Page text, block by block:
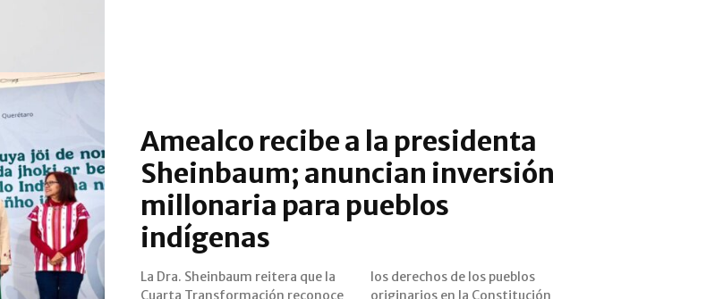
Amealco recibe a la presidenta
Sheinbaum; anuncian inversión
millonaria para pueblos
indígenas
La Dra. Sheinbaum reitera que la
Cuarta Transformación reconoce
los derechos de los pueblos
originarios en la Constitución